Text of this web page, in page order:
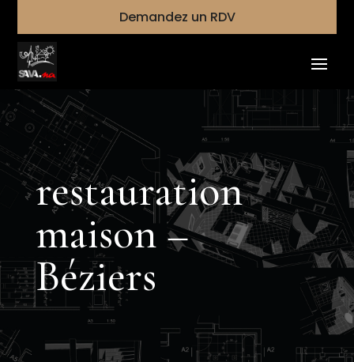
Demandez un RDV
restauration
maison –
Béziers